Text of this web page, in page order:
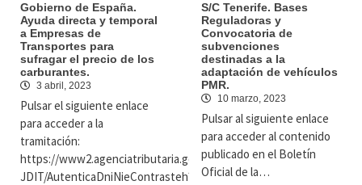
Gobierno de España.
Ayuda directa y temporal
a Empresas de
Transportes para
sufragar el precio de los
carburantes.
3 abril, 2023
Pulsar el siguiente enlace
para acceder a la
tramitación:
https://www2.agenciatributaria.gob.es/wlpl/BUCV-
JDIT/AutenticaDniNieContrasteh?
S/C Tenerife. Bases
Reguladoras y
Convocatoria de
subvenciones
destinadas a la
adaptación de vehículos
PMR.
10 marzo, 2023
Pulsar al siguiente enlace
para acceder al contenido
publicado en el Boletín
Oficial de la…